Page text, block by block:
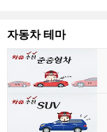
자동차 테마